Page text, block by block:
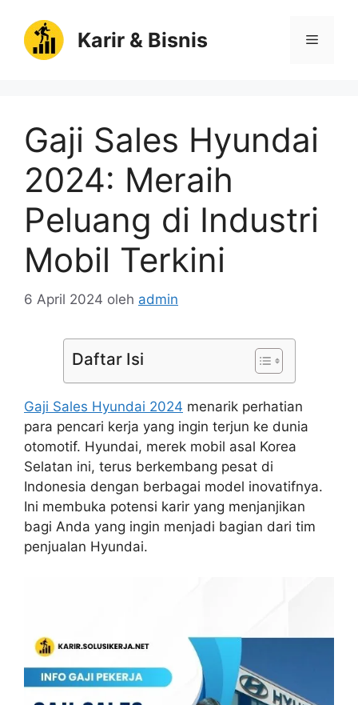
Karir & Bisnis Menu
Gaji Sales Hyundai
2024: Meraih
Peluang di Industri
Mobil Terkini
6 April 2024 oleh admin
Daftar Isi
Gaji Sales Hyundai 2024 menarik perhatian
para pencari kerja yang ingin terjun ke dunia
otomotif. Hyundai, merek mobil asal Korea
Selatan ini, terus berkembang pesat di
Indonesia dengan berbagai model inovatifnya.
Ini membuka potensi karir yang menjanjikan
bagi Anda yang ingin menjadi bagian dari tim
penjualan Hyundai.